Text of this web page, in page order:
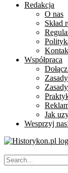
Redakcja
O nas
Skład
Współpraca
Jak
Wesprzyj